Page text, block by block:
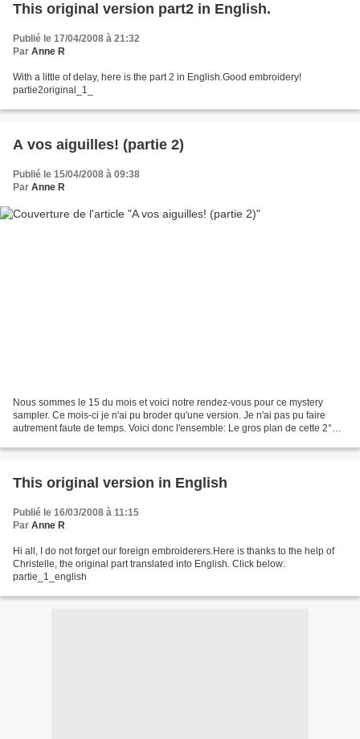
This original version part2 in English.
Publié le 17/04/2008 à 21:32
Par Anne R
With a little of delay, here is the part 2 in English.Good embroidery!
partie2original_1_
A vos aiguilles! (partie 2)
Publié le 15/04/2008 à 09:38
Par Anne R
Nous sommes le 15 du mois et voici notre rendez-vous pour ce mystery
sampler. Ce mois-ci je n'ai pu broder qu'une version. Je n'ai pas pu faire
autrement faute de temps. Voici donc l'ensemble: Le gros plan de cette 2°
This original version in English
Publié le 16/03/2008 à 11:15
Par Anne R
Hi all, I do not forget our foreign embroiderers.Here is thanks to the help of
Christelle, the original part translated into English. Click below:
partie_1_english